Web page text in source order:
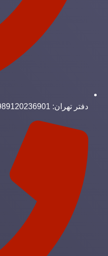
دفتر تهران: 989120236901+